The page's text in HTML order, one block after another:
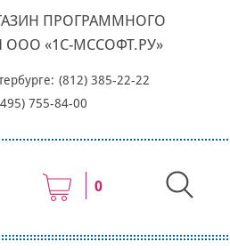
ПРОГРАММНОГО
ООО «1С-МССОФТ.РУ»
(812) 385-22-22
755-84-00
0